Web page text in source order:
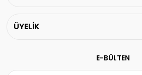
ÜYELİK
E-BÜLTEN